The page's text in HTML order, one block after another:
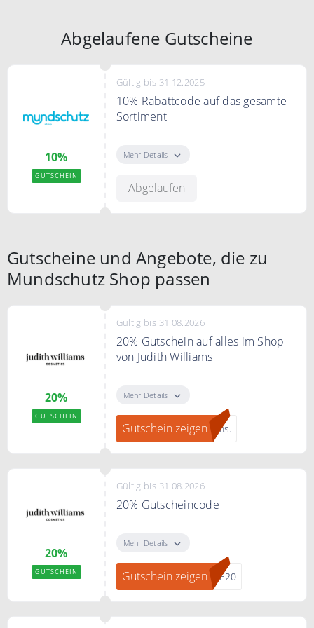
Abgelaufene Gutscheine
10%
GUTSCHEIN
Gültig bis 31.12.2025
10% Rabattcode auf das gesamte
Sortiment
Sortiment
Mehr Details
Abgelaufen
Gutscheine und Angebote, die zu
Mundschutz Shop passen
20%
GUTSCHEIN
Gültig bis 31.08.2026
20% Gutschein auf alles im Shop
von Judith Williams
JUDITH WILLIAMS zum Newsletter
anmelden und ein 20% Gutschein
erhalten.
Mehr Details
Gutschein zeigen ams.
20%
GUTSCHEIN
Gültig bis 31.08.2026
20% Gutscheincode
judithwilliams.com mit dem Code.
Mehr Details
Gutschein zeigen ME20